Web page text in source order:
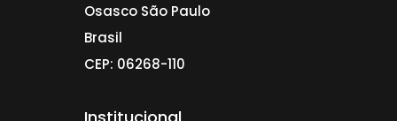
Osasco São Paulo
Brasil
CEP: 06268-110